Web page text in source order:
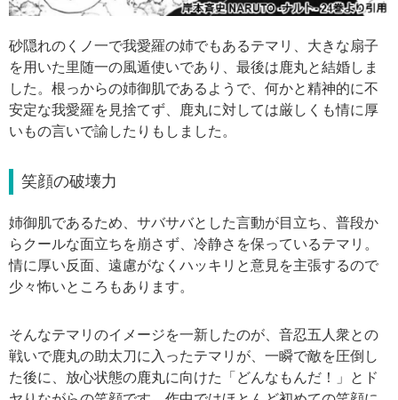
砂隠れのくノ一で我愛羅の姉でもあるテマリ、大きな扇子
を用いた里随一の風遁使いであり、最後は鹿丸と結婚しま
した。根っからの姉御肌であるようで、何かと精神的に不
安定な我愛羅を見捨てず、鹿丸に対しては厳しくも情に厚
いもの言いで諭したりもしました。
笑顔の破壊力
姉御肌であるため、サバサバとした言動が目立ち、普段か
らクールな面立ちを崩さず、冷静さを保っているテマリ。
情に厚い反面、遠慮がなくハッキリと意見を主張するので
少々怖いところもあります。
そんなテマリのイメージを一新したのが、音忍五人衆との
戦いで鹿丸の助太刀に入ったテマリが、一瞬で敵を圧倒し
た後に、放心状態の鹿丸に向けた「どんなもんだ！」とド